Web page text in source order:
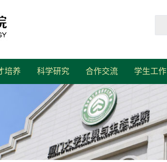
培养 科学研究 合作交流 学生工作